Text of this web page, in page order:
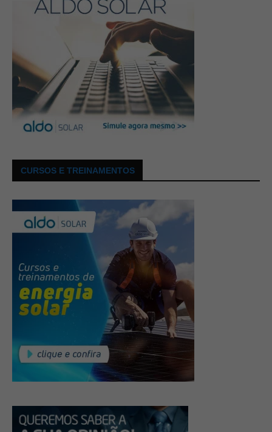
CURSOS E TREINAMENTOS